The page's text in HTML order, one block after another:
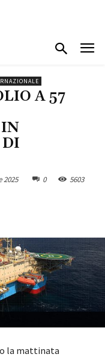
A 57
IN
DI
2025 0 5603
la mattinata